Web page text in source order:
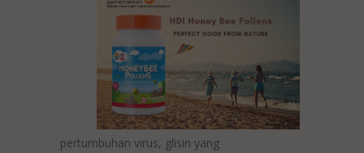
pertumbuhan virus, glisin yang